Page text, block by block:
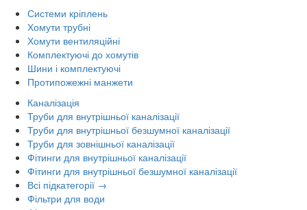
Системи кріплень
Хомути трубні
Хомути вентиляційні
Комплектуючі до хомутів
Шини і комплектуючі
Протипожежні манжети
Каналізація
Труби для внутрішньої каналізації
Труби для внутрішньої безшумної каналізації
Труби для зовнішньої каналізації
Фітинги для внутрішньої каналізації
Фітинги для внутрішньої безшумної каналізації
Всі підкатегорії →
Фільтри для води